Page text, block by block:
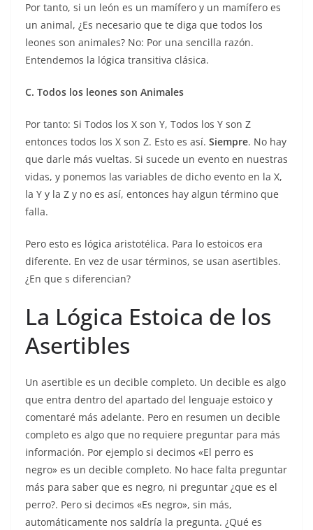
Por tanto, si un león es un mamífero y un mamífero es
un animal, ¿Es necesario que te diga que todos los
leones son animales? No: Por una sencilla razón.
Entendemos la lógica transitiva clásica.
C. Todos los leones son Animales
Por tanto: Si Todos los X son Y, Todos los Y son Z
entonces todos los X son Z. Esto es así. Siempre. No hay
que darle más vueltas. Si sucede un evento en nuestras
vidas, y ponemos las variables de dicho evento en la X,
la Y y la Z y no es así, entonces hay algun término que
falla.
Pero esto es lógica aristotélica. Para lo estoicos era
diferente. En vez de usar términos, se usan asertibles.
¿En que s diferencian?
La Lógica Estoica de los
Asertibles
Un asertible es un decible completo. Un decible es algo
que entra dentro del apartado del lenguaje estoico y
comentaré más adelante. Pero en resumen un decible
completo es algo que no requiere preguntar para más
información. Por ejemplo si decimos «El perro es
negro» es un decible completo. No hace falta preguntar
más para saber que es negro, ni preguntar ¿que es el
perro?. Pero si decimos «Es negro», sin más,
automáticamente nos saldría la pregunta. ¿Qué es